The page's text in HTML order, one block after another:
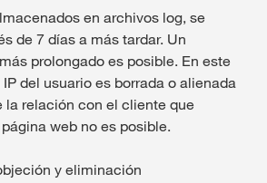
en archivos log, se
de 7 días a más tardar. Un
prolongado es posible. En este
del usuario es borrada o alienada
la relación con el cliente que
web no es posible.
y eliminación